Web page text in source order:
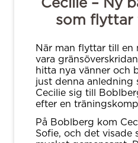
som flyttar
När man flyttar till en
vara
hitta nya vänner och
just denna anledning
Cecilie sig till
efter en
På Boblberg kom
Sofie, och det visade